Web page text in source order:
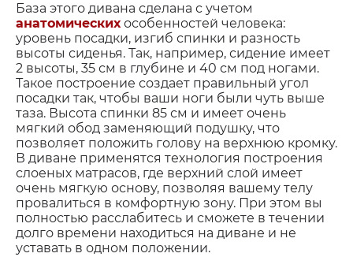
База этого дивана сделана с учетом
анатомическихособенностей человека:
уровень посадки, изгиб спинки и разность
высоты сиденья. Так, например, сидение имеет
2 высоты, 35 см в глубине и 40 см под ногами.
Такое построение создает правильный угол
посадки так, чтобы ваши ноги были чуть выше
таза. Высота спинки 85 см и имеет очень
мягкий обод заменяющий подушку, что
позволяет положить голову на верхнюю кромку.
В диване применятся технология построения
слоеных матрасов, где верхний слой имеет
очень мягкую основу, позволяя вашему телу
провалиться в комфортную зону. При этом вы
полностью расслабитесь и сможете в течении
долго времени находиться на диване и не
уставать в одном положении.